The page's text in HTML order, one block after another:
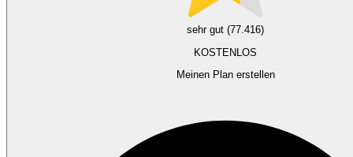
sehr gut (77.416)
KOSTENLOS
Meinen Plan erstellen